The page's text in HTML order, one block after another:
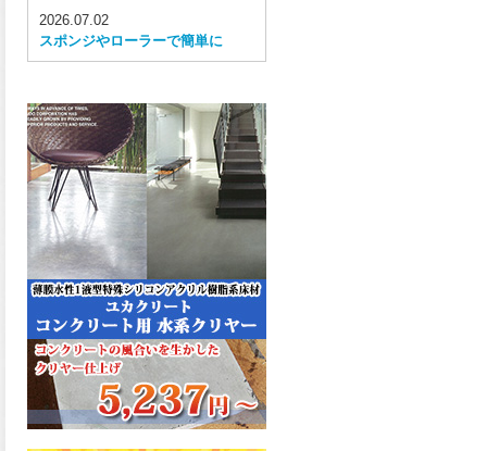
2026.07.02
スポンジやローラーで簡単に
塗ってはがせる目かくし用水
イントが新しく販売開始致し
ました。ご購入はこちらか
ら。
2026.06.30
ウレタン特有の網目構造の反
応塗膜は、強靭で耐衝撃性、
耐擦り傷性、耐摩耗性に優れ
た機能を発揮、フローンフル
トップが新しく販売開始致し
ました。ご購入はこちらか
ら。
2026.06.29
コストを重視しした材料で、
優れた性能と高品質で高度な
防水機能を発揮、フローン12